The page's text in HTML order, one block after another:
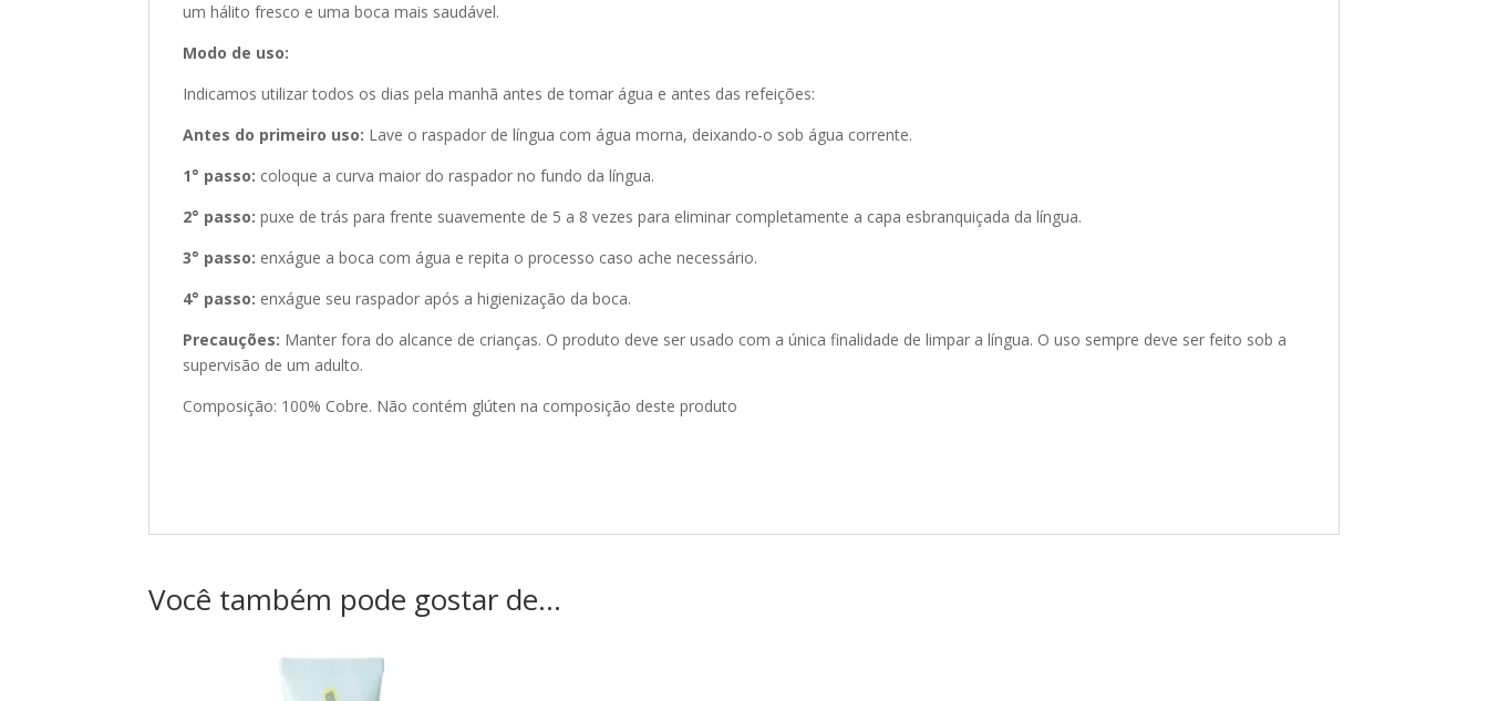
um hálito fresco e uma boca mais saudável.
Modo de uso:
Indicamos utilizar todos os dias pela manhã antes de tomar água e antes das refeições:
Antes do primeiro uso: Lave o raspador de língua com água morna, deixando-o sob água corrente.
1° passo: coloque a curva maior do raspador no fundo da língua.
2° passo: puxe de trás para frente suavemente de 5 a 8 vezes para eliminar completamente a capa esbranquiçada da língua.
3° passo: enxágue a boca com água e repita o processo caso ache necessário.
4° passo: enxágue seu raspador após a higienização da boca.
Precauções: Manter fora do alcance de crianças. O produto deve ser usado com a única finalidade de limpar a língua. O uso sempre deve ser feito sob a
supervisão de um adulto.
Composição: 100% Cobre. Não contém glúten na composição deste produto
Você também pode gostar de…